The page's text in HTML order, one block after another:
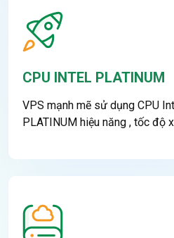
CPU INTEL PLATINUM
VPS mạnh mẽ sử dụng CPU
PLATINUM hiệu năng , tốc độ